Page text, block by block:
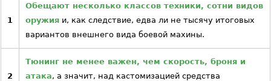
1
Обещают несколько классов техники, сотни видов
оружия и, как следствие, едва ли не тысячу итоговых
вариантов внешнего вида боевой махины.
2
Тюнинг не менее важен, чем скорость, броня и
атака, а значит, над кастомизацией средства